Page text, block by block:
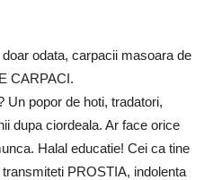
odata, carpacii masoara de
CARPACI.
Un popor de hoti, tradatori,
dupa ciordeala. Ar face orice
Halal educatie! Cei ca tine
PROSTIA, indolenta